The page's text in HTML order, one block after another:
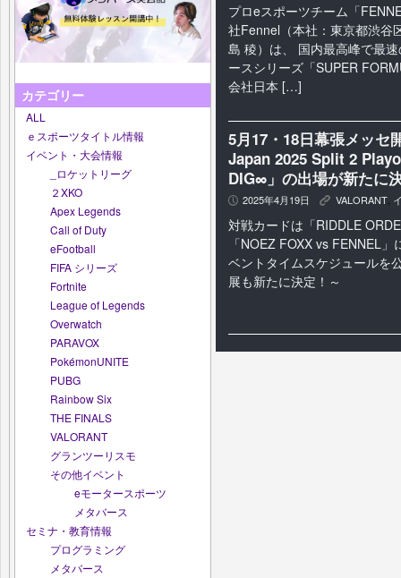
カテゴリー
ALL
ｅスポーツタイトル情報
イベント・大会情報
_ロケットリーグ
２XKO
Apex Legends
Call of Duty
eFootball
FIFA シリーズ
Fortnite
League of Legends
Overwatch
PARAVOX
PokémonUNITE
PUBG
Rainbow Six
THE FINALS
VALORANT
グランツーリスモ
その他イベント
eモータースポーツ
メタバース
セミナ・教育情報
プログラミング
メタバース
プロeスポーツチーム「
社Fennel（本社：東京都渋谷
島 稜）は、 国内最高峰で最
ースシリーズ「SUPER
会社日本 […]
5月17・18日幕張メッセ
Japan 2025 Split 2
DIG∞」の出場が新たに
P 2025年4月19日 K VALORANT,
対戦カードは「RIDDLE
「NOEZ FOXX vs FENNEL
ベントタイムスケジュールを
展も新たに決定！～